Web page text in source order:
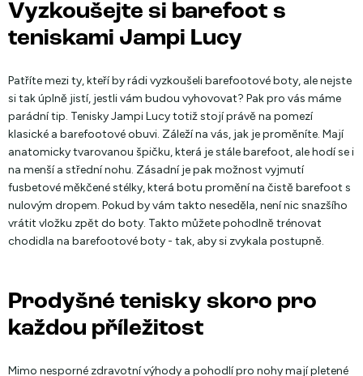
Vyzkoušejte si barefoot s
teniskami Jampi Lucy
Patříte mezi ty, kteří by rádi vyzkoušeli barefootové boty, ale nejste
si tak úplně jistí, jestli vám budou vyhovovat? Pak pro vás máme
parádní tip. Tenisky Jampi Lucy totiž stojí právě na pomezí
klasické a barefootové obuvi. Záleží na vás, jak je proměníte. Mají
anatomicky tvarovanou špičku, která je stále barefoot, ale hodí se i
na menší a střední nohu. Zásadní je pak možnost vyjmutí
fusbetové měkčené stélky, která botu promění na čistě barefoot s
nulovým dropem. Pokud by vám takto neseděla, není nic snazšího
vrátit vložku zpět do boty. Takto můžete pohodlně trénovat
chodidla na barefootové boty - tak, aby si zvykala postupně.
Prodyšné tenisky skoro pro
každou příležitost
Mimo nesporné zdravotní výhody a pohodlí pro nohy mají pletené